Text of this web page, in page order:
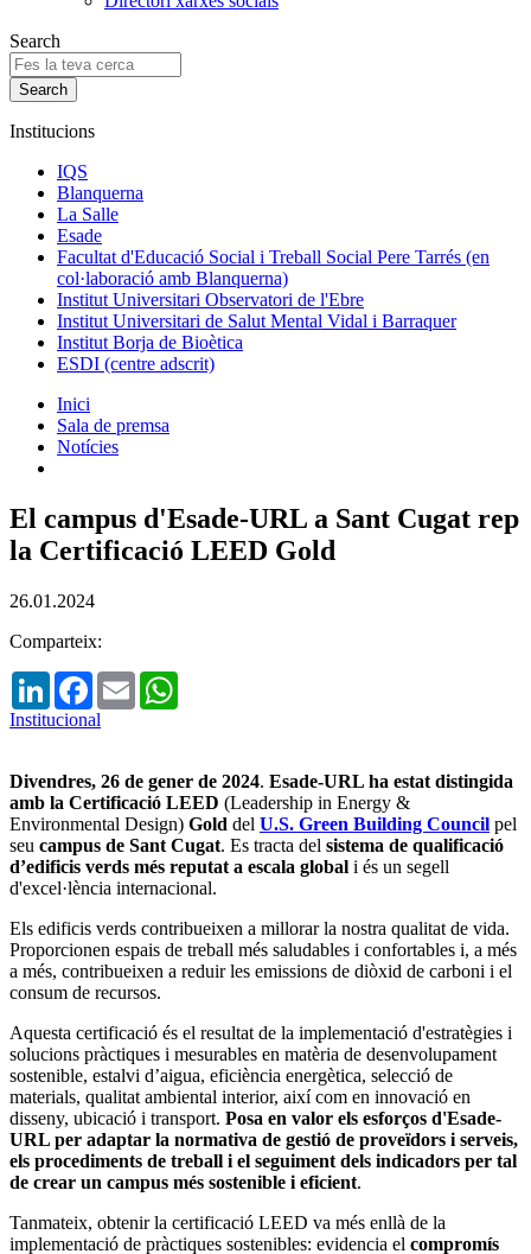
Search
Institucions
IQS
Blanquerna
La Salle
Esade
Facultat d'Educació Social i Treball Social Pere Tarrés (en
col·laboració amb Blanquerna)
Institut Universitari Observatori de l'Ebre
Institut Universitari de Salut Mental Vidal i Barraquer
Institut Borja de Bioètica
ESDI (centre adscrit)
Inici
Sala de premsa
Notícies
El campus d'Esade-URL a Sant Cugat rep
la Certificació LEED Gold
26.01.2024
Comparteix:
LinkedInFacebook
Email
Institucional
Divendres, 26 de gener de 2024. Esade-URL ha estat distingida
amb la Certificació LEED (Leadership in Energy &
Environmental Design) Gold del U.S. Green Building Council pel
seu campus de Sant Cugat. Es tracta del sistema de qualificació
d’edificis verds més reputat a escala global i és un segell
d'excel·lència internacional.
Els edificis verds contribueixen a millorar la nostra qualitat de vida.
Proporcionen espais de treball més saludables i confortables i, a més
a més, contribueixen a reduir les emissions de diòxid de carboni i el
consum de recursos.
Aquesta certificació és el resultat de la implementació d'estratègies i
solucions pràctiques i mesurables en matèria de desenvolupament
sostenible, estalvi d’aigua, eficiència energètica, selecció de
materials, qualitat ambiental interior, així com en innovació en
disseny, ubicació i transport. Posa en valor els esforços d'Esade-
URL per adaptar la normativa de gestió de proveïdors i serveis,
els procediments de treball i el seguiment dels indicadors per tal
de crear un campus més sostenible i eficient.
Tanmateix, obtenir la certificació LEED va més enllà de la
implementació de pràctiques sostenibles: evidencia el compromís